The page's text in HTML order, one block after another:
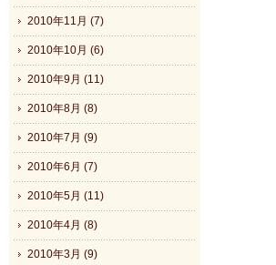
2010年11月 (7)
2010年10月 (6)
2010年9月 (11)
2010年8月 (8)
2010年7月 (9)
2010年6月 (7)
2010年5月 (11)
2010年4月 (8)
2010年3月 (9)